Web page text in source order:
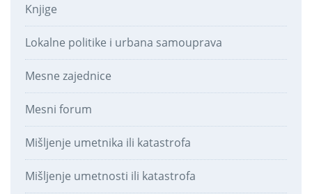
Knjige
Lokalne politike i urbana samouprava
Mesne zajednice
Mesni forum
Mišljenje umetnika ili katastrofa
Mišljenje umetnosti ili katastrofa